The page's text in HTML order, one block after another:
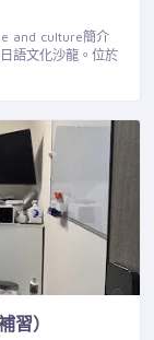
and culture簡介
語文化沙龍。位於
習）